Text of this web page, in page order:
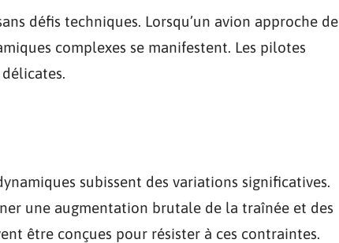
défis techniques. Lorsqu’un avion approche de
complexes se manifestent. Les pilotes
subissent des variations significatives.
une augmentation brutale de la traînée et des
être conçues pour résister à ces contraintes.